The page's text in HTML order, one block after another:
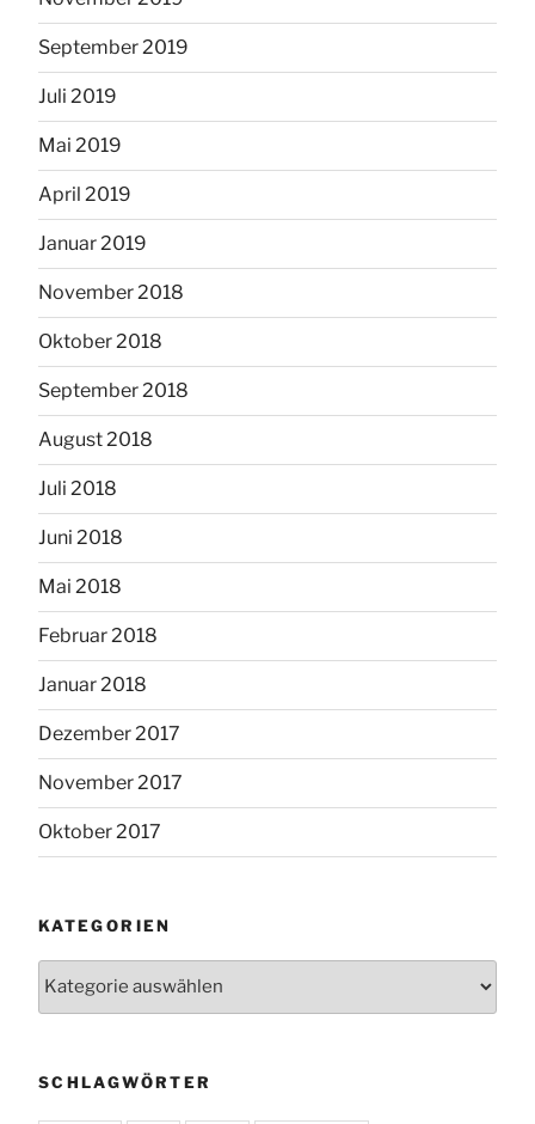
September 2019
Juli 2019
Mai 2019
April 2019
Januar 2019
November 2018
Oktober 2018
September 2018
August 2018
Juli 2018
Juni 2018
Mai 2018
Februar 2018
Januar 2018
Dezember 2017
November 2017
Oktober 2017
KATEGORIEN
SCHLAGWÖRTER